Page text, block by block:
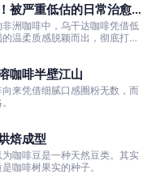
被严重低估的日常治愈口
洲咖啡中，乌干达咖啡凭借低
温柔质感脱颖而出，彻底打破
咖啡半壁江山
来凭借细腻口感圈粉无数，而
焙成型
咖啡豆是一种天然豆类。其实
咖啡树果实的种子。